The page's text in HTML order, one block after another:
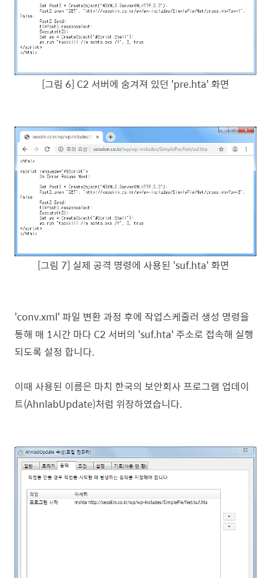
[그림 6] C2 서버에 숨겨져 있던 'pre.hta' 화면
[그림 7] 실제 공격 명령에 사용된 'suf.hta' 화면
'conv.xml' 파일 변환 과정 후에 작업스케줄러 생성 명령을
통해 매 1시간 마다 C2 서버의 'suf.hta' 주소로 접속해 실행
되도록 설정 합니다.
이때 사용된 이름은 마치 한국의 보안회사 프로그램 업데이
트(AhnlabUpdate)처럼 위장하였습니다.